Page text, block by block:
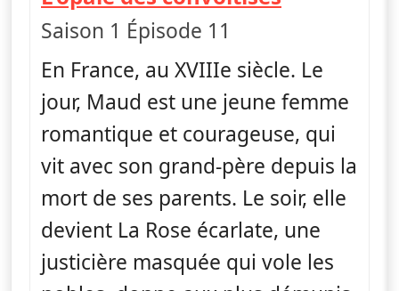
Saison 1 Épisode 11
En France, au XVIIIe siècle. Le
jour, Maud est une jeune femme
romantique et courageuse, qui
vit avec son grand-père depuis la
mort de ses parents. Le soir, elle
devient La Rose écarlate, une
justicière masquée qui vole les